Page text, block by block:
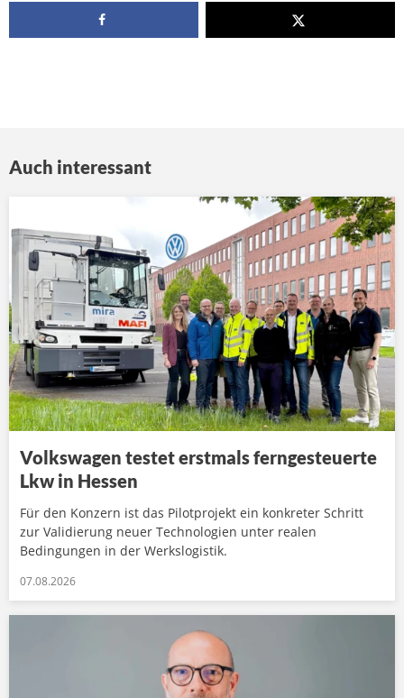
Auch interessant
Volkswagen testet erstmals ferngesteuerte
Lkw in Hessen
Für den Konzern ist das Pilotprojekt ein konkreter Schritt
zur Validierung neuer Technologien unter realen
Bedingungen in der Werkslogistik.
07.08.2026